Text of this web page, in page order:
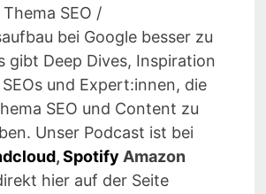
SEO /
bei Google besser zu
gibt Deep Dives, Inspiration
und Expert:innen, die
SEO und Content zu
Unser Podcast ist bei
,Spotify Amazon
hier auf der Seite